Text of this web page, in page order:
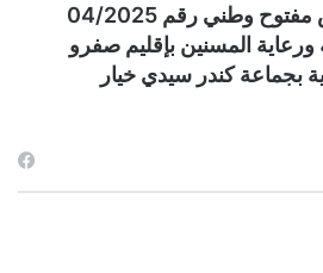
إعلان عن طلب عروض مفتوح وطني رقم 04/2025
ورعاية المسنين بإقليم صفرو
بجماعة كندر سيدي خيار